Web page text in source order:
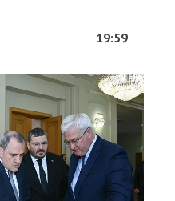
19:59